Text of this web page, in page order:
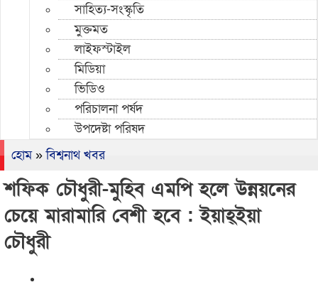
সাহিত্য-সংস্কৃতি
মুক্তমত
লাইফস্টাইল
মিডিয়া
ভিডিও
পরিচালনা পর্ষদ
উপদেষ্টা পরিষদ
হোম»বিশ্বনাথ খবর
শফিক চৌধুরী-মুহিব এমপি হলে উন্নয়নের
চেয়ে মারামারি বেশী হবে : ইয়াহ্ইয়া
চৌধুরী